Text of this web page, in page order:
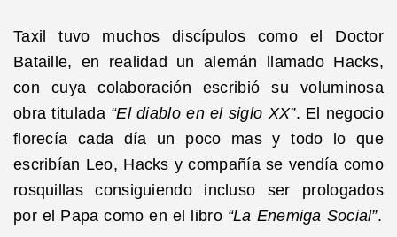
Taxil tuvo muchos discípulos como el Doctor
Bataille, en realidad un alemán llamado Hacks,
con cuya colaboración escribió su voluminosa
obra titulada “El diablo en el siglo XX”. El negocio
florecía cada día un poco mas y todo lo que
escribían Leo, Hacks y compañía se vendía como
rosquillas consiguiendo incluso ser prologados
por el Papa como en el libro “La Enemiga Social”.